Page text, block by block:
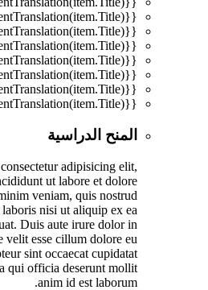
{{mmc.getCurrentTranslation(item.Title)}}
{{mmc.getCurrentTranslation(item.Title)}}
{{mmc.getCurrentTranslation(item.Title)}}
{{mmc.getCurrentTranslation(item.Title)}}
{{mmc.getCurrentTranslation(item.Title)}}
{{mmc.getCurrentTranslation(item.Title)}}
{{mmc.getCurrentTranslation(item.Title)}}
المنح الدراسية
adipisicing elit,
ut labore et dolore
veniam, quis nostrud
nisi ut aliquip ex ea
Duis aute irure dolor in
velit esse cillum dolore eu
sint occaecat cupidatat
qui officia deserunt mollit
anim id est laborum.